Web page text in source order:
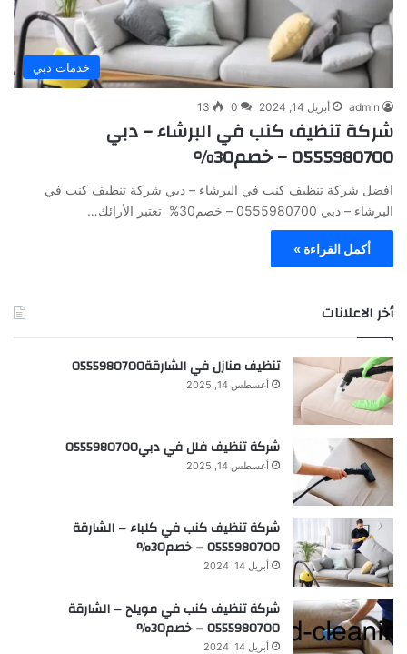
خدمات دبي
admin أبريل 14, 2024 0
13
شركة تنظيف كنب في البرشاء – دبي
0555980700 – خصم30%
افضل شركة تنظيف كنب في البرشاء – دبي شركة تنظيف كنب في
البرشاء – دبي 0555980700 – خصم30% تعتبر الأرائك…
أكمل القراءة »
أخر الاعلانات
تنظيف منازل في الشارقة0555980700
أغسطس 14, 2025
شركة تنظيف فلل في دبي0555980700
أغسطس 14, 2025
شركة تنظيف كنب في كلباء – الشارقة
0555980700 – خصم30%
أبريل 14, 2024
شركة تنظيف كنب في مويلح – الشارقة
0555980700 – خصم30%
أبريل 14, 2024